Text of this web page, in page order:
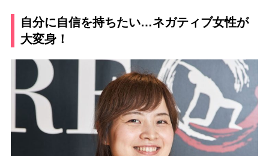
自分に自信を持ちたい…ネガティブ女性が
大変身！